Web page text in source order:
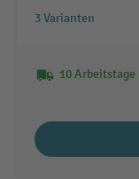
3 Varianten
10 Arbeitstage